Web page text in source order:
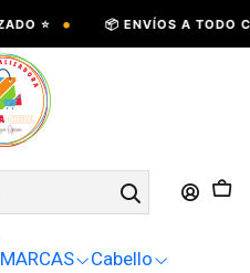
⭐ • 📦 ENVÍOS A TODO
MARCAS Cabello